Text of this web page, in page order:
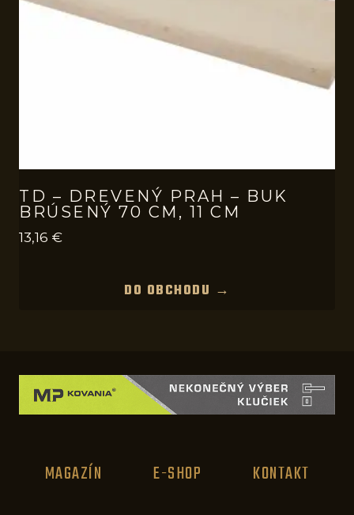
TD – DREVENÝ PRAH – BUK
BRÚSENÝ 70 CM, 11 CM
13,16 €
DO OBCHODU →
MAGAZÍN E-SHOP KONTAKT